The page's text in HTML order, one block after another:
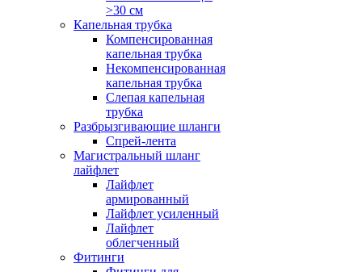
>30 см
Капельная трубка
Компенсированная
капельная трубка
Некомпенсированная
капельная трубка
Слепая капельная
трубка
Разбрызгивающие шланги
Спрей-лента
Магистральный шланг
лайфлет
Лайфлет
армированный
Лайфлет усиленный
Лайфлет
облегченный
Фитинги